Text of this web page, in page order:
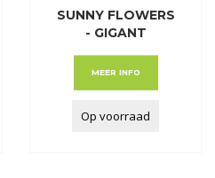
SUNNY FLOWERS
- GIGANT
MEER INFO
Op voorraad